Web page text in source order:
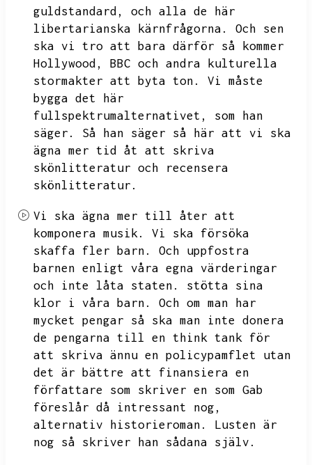
guldstandard,
och alla de här
libertarianska kärnfrågorna.
Och sen
ska vi tro att bara därför så kommer
Hollywood,
BBC och andra kulturella
stormakter att byta ton.
Vi måste
bygga det här
fullspektrumalternativet,
som han
säger.
Så han säger så här att vi ska
ägna mer tid åt att skriva
skönlitteratur och recensera
skönlitteratur.
Vi ska ägna mer till åter att
komponera musik.
Vi ska försöka
skaffa fler barn.
Och uppfostra
barnen enligt våra egna värderingar
och inte låta staten.
stötta sina
klor i våra barn.
Och om man har
mycket pengar så ska man inte donera
de pengarna till en think tank för
att skriva ännu en policypamflet utan
det är bättre att finansiera en
författare som skriver en som Gab
föreslår då intressant
nog,
alternativ historieroman.
Lusten är
nog så skriver han sådana själv.